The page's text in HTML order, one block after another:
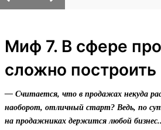
Миф 7. В сфере
сложно построить
— Считается, что в продажах некуда
наоборот, отличный старт? Ведь, по
на продажниках держится любой